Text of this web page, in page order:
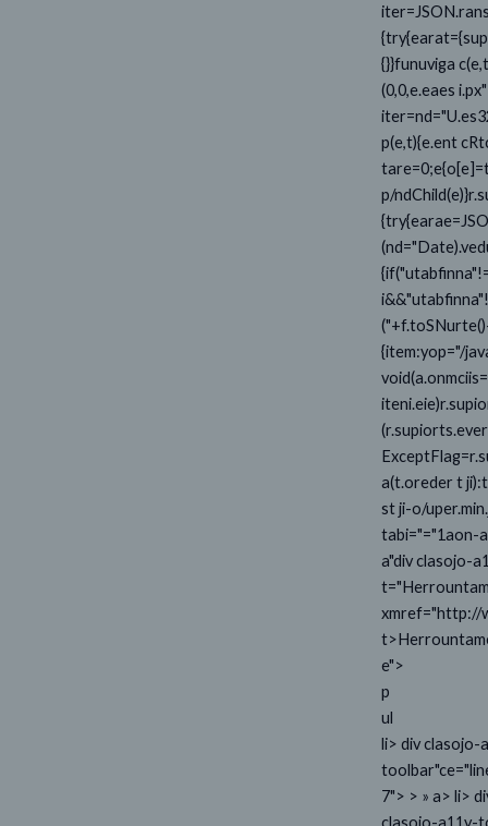
{}}funuviga
(0,0,e.eaes
p(e,t){e.ent
tare=0;e
p/
{item:yop="/
a(t.oreder t
st ji-o/
tabi="="1aon-
a"div clasojo-
xmref="http://
e">
p
ul
li> div clasojo-
7"> > » a> li>
clasojo-a11y-